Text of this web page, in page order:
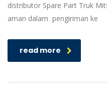
distributor Spare Part Truk
aman dalam pengiriman ke
read more